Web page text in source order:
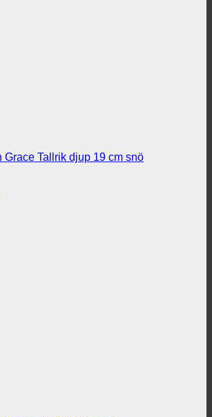
Grace Tallrik djup 19 cm snö